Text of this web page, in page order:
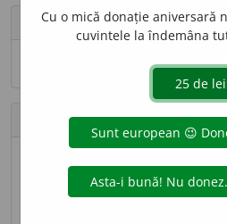
person Lecksey
Numele și adresa de e-mail nu
Contribuții
92 (locul 68)
Cu o mică donație aniversară
cuvintele la îndemâna